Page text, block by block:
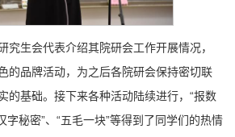
究生会代表介绍其院研会工作开展情况，
的品牌活动，为之后各院研会保持密切联
的基础。接下来各种活动陆续进行，“报数
字秘密”、“五毛一块”等得到了同学们的热情